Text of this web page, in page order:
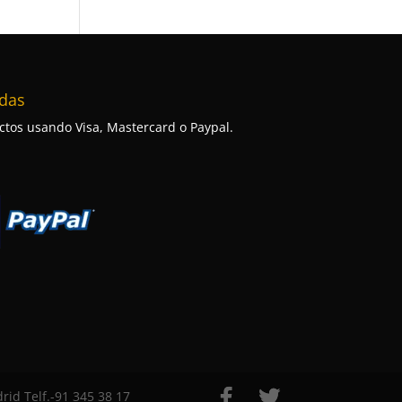
usando Visa, Mastercard o Paypal.
Telf.-91 345 38 17